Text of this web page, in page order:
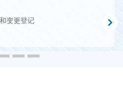
变更登记